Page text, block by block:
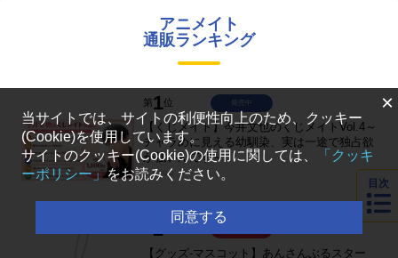
アニメイト
通販ランキング
第1位
【くじメイト】今井文也のくじメイトVol.4～
チャラめに見える幼馴染、実は一途で独占欲
が強いんです～
￥1,100
発売中
2
【グッズ-マスコット】あんさんぶるスター
目次
×
当サイトでは、サイトの利便性向上のため、クッキー
(Cookie)を使用しています。
サイトのクッキー(Cookie)の使用に関しては、
「クッキ
ーポリシー」をお読みください。
同意する